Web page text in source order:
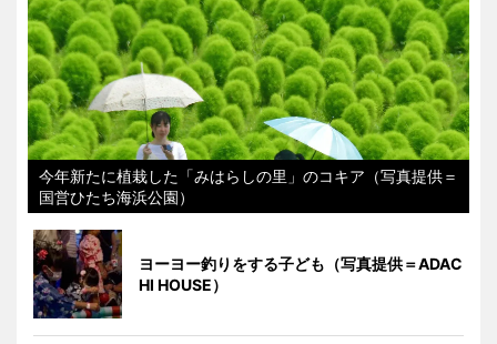
今年新たに植栽した「みはらしの里」のコキア（写真提供＝
国営ひたち海浜公園）
ヨーヨー釣りをする子ども（写真提供＝ADAC
HI HOUSE）